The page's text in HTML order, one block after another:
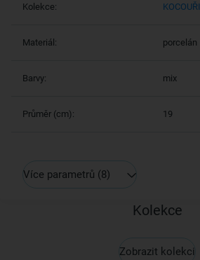
Kolekce: KOCOUŘI
Materiál: porcelán
Barvy: mix
Průměr (cm): 19
Více parametrů (8)
Kolekce
Zobrazit kolekci